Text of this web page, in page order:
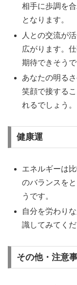
相手に歩調を
となります。
人との交流が
広がります。
期待できそうで
あなたの明る
笑顔で接する
れるでしょう。
健康運
エネルギーは
のバランスを
うです。
自分を労わり
識してみてくだ
その他・注意